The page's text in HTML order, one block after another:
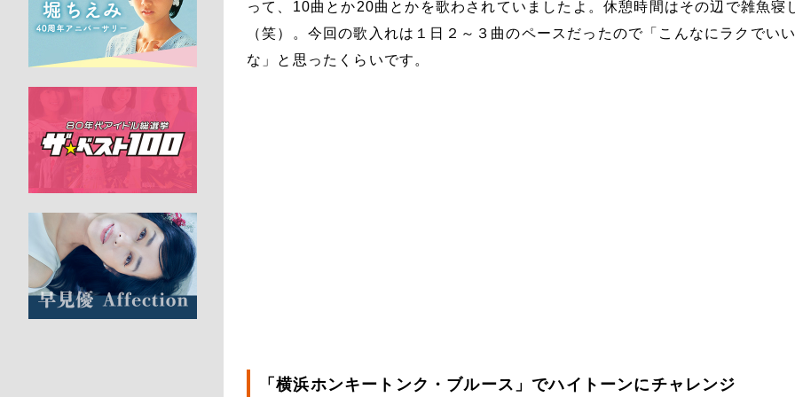
って、10曲とか20曲とかを歌わされていましたよ。休憩時間はその辺で雑魚寝
（笑）。今回の歌入れは１日２～３曲のペースだったので「こんなにラクでい
な」と思ったくらいです。
「横浜ホンキートンク・ブルース」でハイトーンにチャレンジ